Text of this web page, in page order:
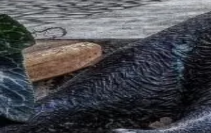
东城 海归
寻找东城海归？Bee Sugar 是东城地区
东城精选会员